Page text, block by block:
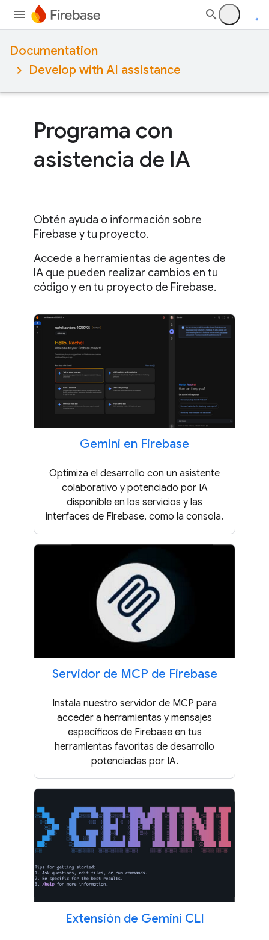
Documentation
Develop with AI assistance
Programa con
asistencia de IA
Obtén ayuda o información sobre
Firebase y tu proyecto.
Accede a herramientas de agentes de
IA que pueden realizar cambios en tu
código y en tu proyecto de Firebase.
Gemini en Firebase
Optimiza el desarrollo con un asistente
colaborativo y potenciado por IA
disponible en los servicios y las
interfaces de Firebase, como la consola.
Servidor de MCP de Firebase
Instala nuestro servidor de MCP para
acceder a herramientas y mensajes
específicos de Firebase en tus
herramientas favoritas de desarrollo
potenciadas por IA.
Extensión de Gemini CLI